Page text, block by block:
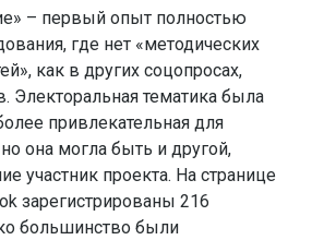
– первый опыт полностью
где нет «методических
как в других соцопросах,
Электоральная тематика была
привлекательная для
она могла быть и другой,
участник проекта. На странице
зарегистрированы 216
большинство были